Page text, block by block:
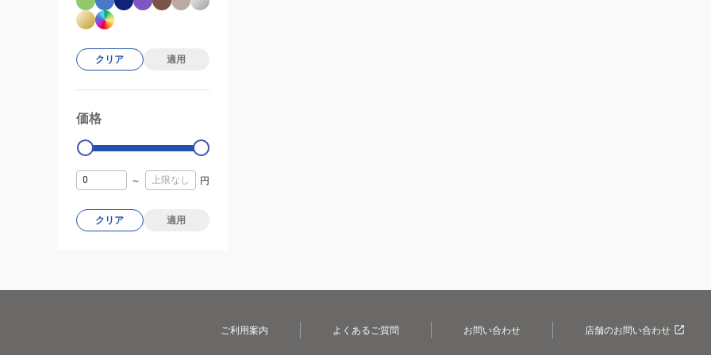
クリア 適用
価格
0
～ 円
クリア 適用
ご利用案内 よくあるご質問 お問い合わせ 店舗のお問い合わせ